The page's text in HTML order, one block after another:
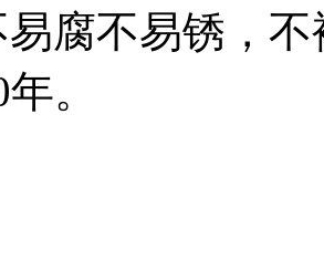
腐不易锈，
。